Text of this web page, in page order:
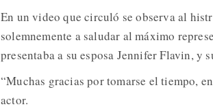
En un video que circuló se observa al
solemnemente a saludar al máximo
presentaba a su esposa Jennifer Flavin, y
“Muchas gracias por tomarse el tiempo,
actor.